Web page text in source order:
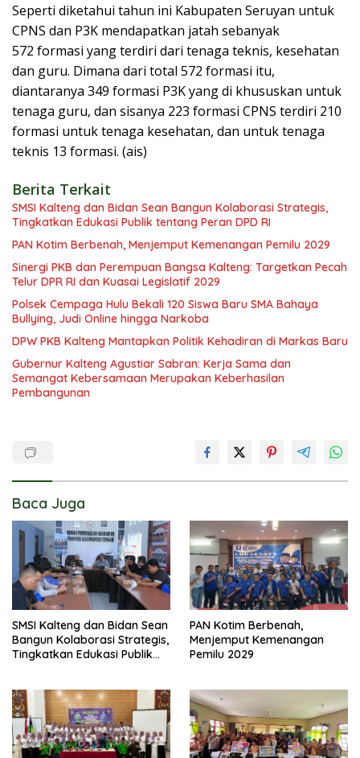
Seperti diketahui tahun ini Kabupaten Seruyan untuk
CPNS dan P3K mendapatkan jatah sebanyak
572 formasi yang terdiri dari tenaga teknis, kesehatan
dan guru. Dimana dari total 572 formasi itu,
diantaranya 349 formasi P3K yang di khususkan untuk
tenaga guru, dan sisanya 223 formasi CPNS terdiri 210
formasi untuk tenaga kesehatan, dan untuk tenaga
teknis 13 formasi. (ais)
Berita Terkait
SMSI Kalteng dan Bidan Sean Bangun Kolaborasi Strategis,
Tingkatkan Edukasi Publik tentang Peran DPD RI
PAN Kotim Berbenah, Menjemput Kemenangan Pemilu 2029
Sinergi PKB dan Perempuan Bangsa Kalteng: Targetkan Pecah
Telur DPR RI dan Kuasai Legislatif 2029
Polsek Cempaga Hulu Bekali 120 Siswa Baru SMA Bahaya
Bullying, Judi Online hingga Narkoba
DPW PKB Kalteng Mantapkan Politik Kehadiran di Markas Baru
Gubernur Kalteng Agustiar Sabran: Kerja Sama dan
Semangat Kebersamaan Merupakan Keberhasilan
Pembangunan
Baca Juga
SMSI Kalteng dan Bidan Sean
Bangun Kolaborasi Strategis,
Tingkatkan Edukasi Publik
PAN Kotim Berbenah,
Menjemput Kemenangan
Pemilu 2029